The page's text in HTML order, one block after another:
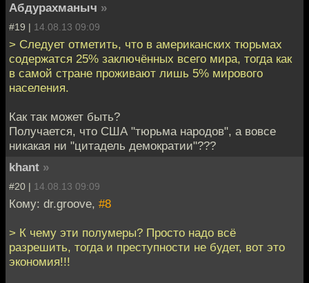
Абдурахманыч »
#19 | 14.08.13 09:09
> Следует отметить, что в американских тюрьмах
содержатся 25% заключённых всего мира, тогда как
в самой стране проживают лишь 5% мирового
населения.
Как так может быть?
Получается, что США "тюрьма народов", а вовсе
никакая ни "цитадель демократии"???
khant »
#20 | 14.08.13 09:09
Кому: dr.groove, #8
> К чему эти полумеры? Просто надо всё
разрешить, тогда и преступности не будет, вот это
экономия!!!